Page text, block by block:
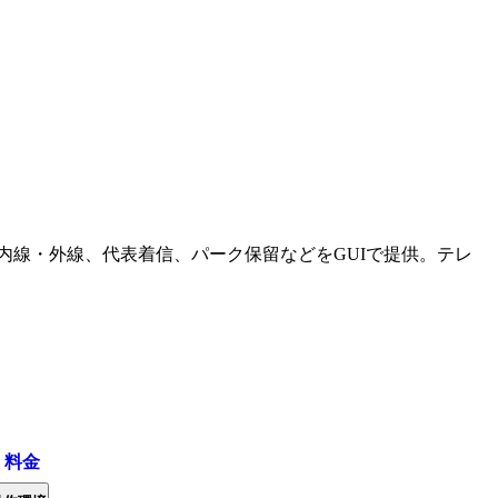
・外線、代表着信、パーク保留などをGUIで提供。テレ
料金